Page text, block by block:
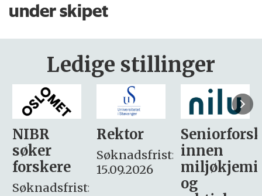
under skipet
Ledige stillinger
Rektor
Søknadsfrist:
15.09.2026
Seniorforsker
innen
miljøkjemi
søker
– fast